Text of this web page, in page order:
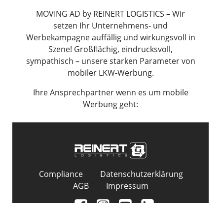
MOVING AD by REINERT LOGISTICS – Wir
setzen Ihr Unternehmens- und
Werbekampagne auffällig und wirkungsvoll in
Szene! Großflächig, eindrucksvoll,
sympathisch – unsere starken Parameter von
mobiler LKW-Werbung.
Ihre Ansprechpartner wenn es um mobile
Werbung geht:
Compliance
Datenschutzerklärung
AGB
Impressum